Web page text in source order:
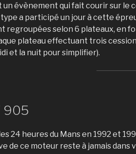
un évènement qui fait courir sur
a participé un jour à cette
regroupées selon 6 plateaux, en
plateau effectuant trois
et la nuit pour simplifier).
905
24 heures du Mans en 1992 et
de ce moteur reste à jamais dans